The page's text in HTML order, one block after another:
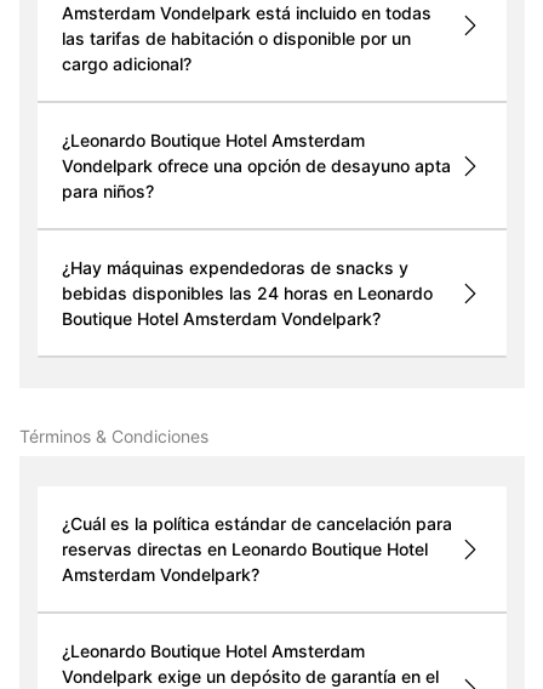
Amsterdam Vondelpark está incluido en todas
las tarifas de habitación o disponible por un
cargo adicional?
¿Leonardo Boutique Hotel Amsterdam
Vondelpark ofrece una opción de desayuno apta
para niños?
¿Hay máquinas expendedoras de snacks y
bebidas disponibles las 24 horas en Leonardo
Boutique Hotel Amsterdam Vondelpark?
Términos & Condiciones
¿Cuál es la política estándar de cancelación para
reservas directas en Leonardo Boutique Hotel
Amsterdam Vondelpark?
¿Leonardo Boutique Hotel Amsterdam
Vondelpark exige un depósito de garantía en el